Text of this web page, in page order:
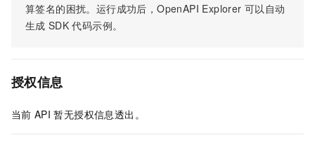
算签名的困扰。运行成功后，OpenAPI Explorer 可以自动
生成 SDK 代码示例。
授权信息
当前 API 暂无授权信息透出。